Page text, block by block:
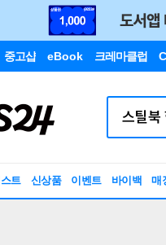
중고샵 eBook 크레마클럽
트 신상품 이벤트 바이백 매